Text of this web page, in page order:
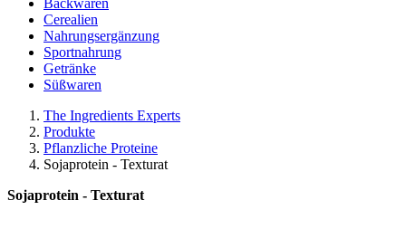
Backwaren
Cerealien
Nahrungsergänzung
Sportnahrung
Getränke
Süßwaren
The Ingredients Experts
Produkte
Pflanzliche Proteine
Sojaprotein - Texturat
Sojaprotein - Texturat